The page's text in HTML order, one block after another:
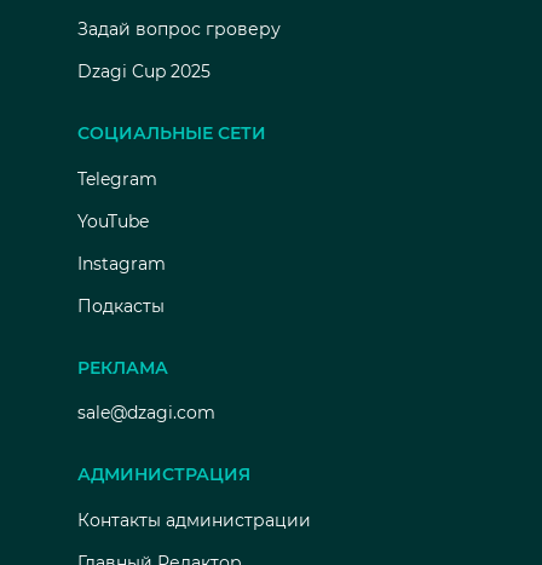
Задай вопрос гроверу
Dzagi Cup 2025
СОЦИАЛЬНЫЕ СЕТИ
Telegram
YouTube
Instagram
Подкасты
РЕКЛАМА
sale@dzagi.com
АДМИНИСТРАЦИЯ
Контакты администрации